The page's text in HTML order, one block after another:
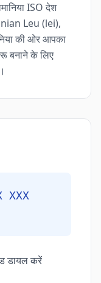
ISO देश
Leu (lei),
की ओर आपका
बनाने के लिए
XXX
डायल करें